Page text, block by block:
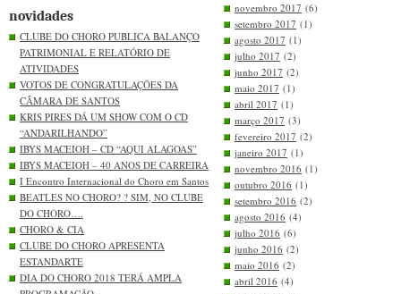
novidades
CLUBE DO CHORO PUBLICA BALANÇO
PATRIMONIAL E RELATÓRIO DE
ATIVIDADES
VOTOS DE CONGRATULAÇÕES DA
CÂMARA DE SANTOS
KRIS PIRES DÁ UM SHOW COM O CD
“ANDARILHANDO”
IBYS MACEIOH – CD “AQUI ALAGOAS”
IBYS MACEIOH – 40 ANOS DE CARREIRA
I Encontro Internacional do Choro em Santos
BEATLES NO CHORO? ? SIM, NO CLUBE
DO CHORO….
CHORO & CIA
CLUBE DO CHORO APRESENTA
ESTANDARTE
DIA DO CHORO 2018 TERÁ AMPLA
novembro 2017 (6)
setembro 2017 (1)
agosto 2017 (1)
julho 2017 (2)
junho 2017 (2)
maio 2017 (1)
abril 2017 (1)
março 2017 (3)
fevereiro 2017 (2)
janeiro 2017 (1)
novembro 2016 (1)
outubro 2016 (1)
setembro 2016 (2)
agosto 2016 (4)
julho 2016 (6)
junho 2016 (2)
maio 2016 (2)
abril 2016 (4)